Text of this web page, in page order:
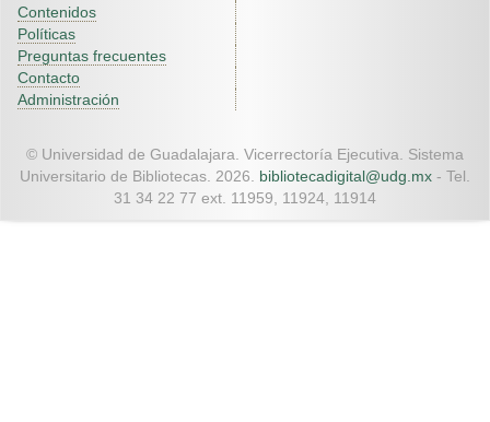
Contenidos
Políticas
Preguntas frecuentes
Contacto
Administración
© Universidad de Guadalajara. Vicerrectoría Ejecutiva. Sistema
Universitario de Bibliotecas. 2026. bibliotecadigital@udg.mx - Tel.
31 34 22 77 ext. 11959, 11924, 11914